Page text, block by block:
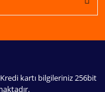
kartı bilgileriniz 256bit